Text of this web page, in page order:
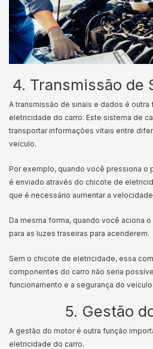
4. Transmissão de
A transmissão de sinais e dados é
eletricidade do carro. Este sistema de
transportar informações vitais entre
veículo.
Por exemplo, quando você pressiona o
é enviado através do chicote de
que é necessário aumentar a
Da mesma forma, quando você aciona
para as luzes traseiras para acenderem.
Sem o chicote de eletricidade, essa
componentes do carro não seria
funcionamento e a segurança do veículo.
5. Gestão
A gestão do motor é outra função
eletricidade do carro.